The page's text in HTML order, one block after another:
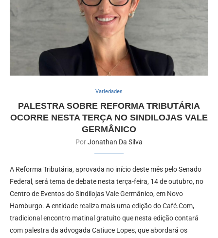
Variedades
PALESTRA SOBRE REFORMA TRIBUTÁRIA
OCORRE NESTA TERÇA NO SINDILOJAS VALE
GERMÂNICO
PorJonathan Da Silva
A Reforma Tributária, aprovada no início deste mês pelo Senado
Federal, será tema de debate nesta terça-feira, 14 de outubro, no
Centro de Eventos do Sindilojas Vale Germânico, em Novo
Hamburgo. A entidade realiza mais uma edição do Café.Com,
tradicional encontro matinal gratuito que nesta edição contará
com palestra da advogada Catiuce Lopes, que abordará os